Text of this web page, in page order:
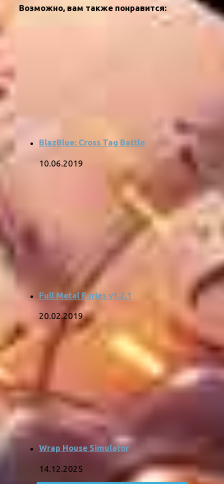
Возможно, вам также понравится:
BlazBlue: Cross Tag Battle
10.06.2019
Full Metal Furies v1.2.1
20.02.2019
Wrap House Simulator
14.12.2025